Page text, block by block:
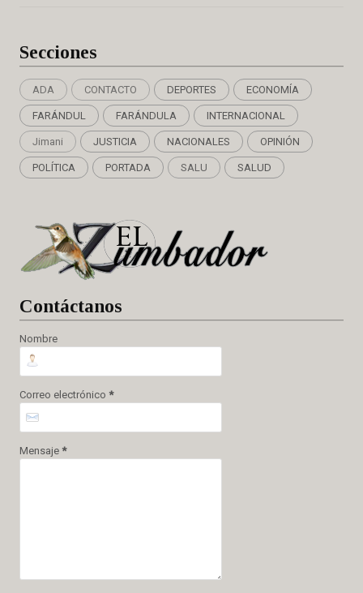
Secciones
ADA CONTACTO DEPORTES ECONOMÍA
FARÁNDUL FARÁNDULA INTERNACIONAL
Jimani JUSTICIA NACIONALES OPINIÓN
POLÍTICA PORTADA SALU SALUD
Contáctanos
Nombre
Correo electrónico *
Mensaje *